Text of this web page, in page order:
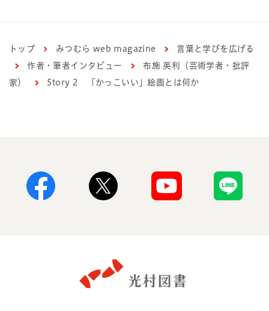
トップ みつむら web magazine
言葉と学びを広げる
作者・筆者インタビュー
布施 英利（芸術学者・批評
家）
Story 2 「かっこいい」絵画とは何か